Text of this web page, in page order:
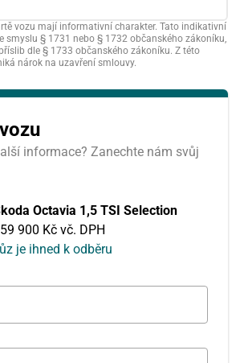
vozu mají informativní charakter. Tato indikativní
smyslu § 1731 nebo § 1732 občanského zákoníku,
dle § 1733 občanského zákoníku. Z této
nárok na uzavření smlouvy.
informace? Zanechte nám svůj
Octavia 1,5 TSI Selection
900 Kč vč. DPH
je ihned k odběru